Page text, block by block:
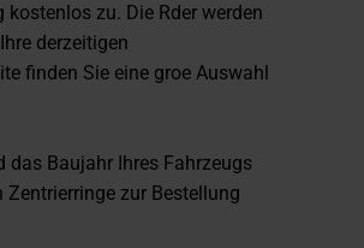
kostenlos zu. Die Rder werden
derzeitigen
finden Sie eine groe Auswahl
das Baujahr Ihres Fahrzeugs
zur Bestellung